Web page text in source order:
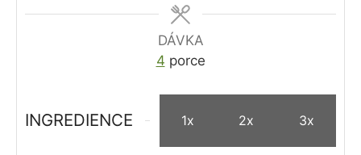
DÁVKA
4 porce
INGREDIENCE 1x 2x 3x